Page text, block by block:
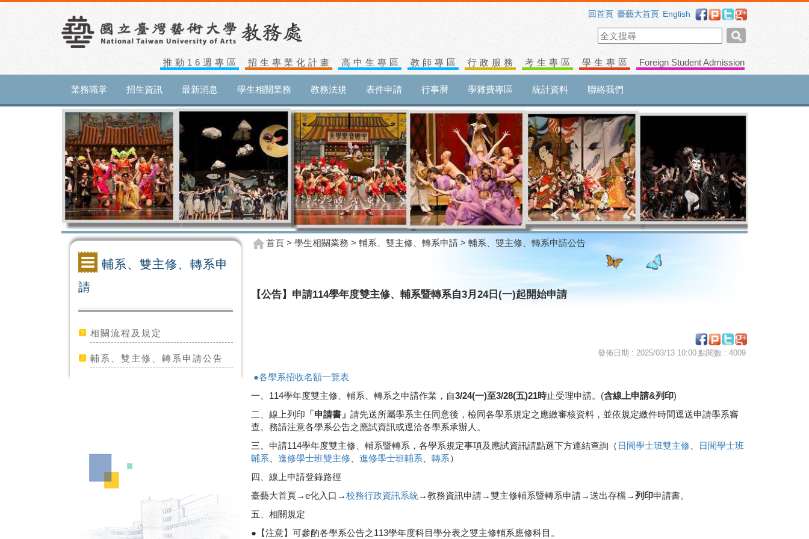
回首頁 臺藝大首頁 English
推動16週專區 招生專業化計畫 高中生專區 教師專區 行政服務 考生專區 學生專區 Foreign Student Admission
業務職掌 招生資訊 最新消息 學生相關業務 教務法規 表件申請 行事曆 學雜費專區 統計資料 聯絡我們
輔系、雙主修、轉系申
請
相關流程及規定
輔系、雙主修、轉系申請公告
首頁 > 學生相關業務 > 輔系、雙主修、轉系申請 > 輔系、雙主修、轉系申請公告
【公告】申請114學年度雙主修、輔系暨轉系自3月24日(一)起開始申請
發佈日期 : 2025/03/13 10:00 點閱數 : 4009
●各學系招收名額一覽表
一、114學年度雙主修、輔系、轉系之申請作業，自3/24(一)至3/28(五)21時止受理申請。(含線上申請&列印)
二、線上列印 「申請書」 請先送所屬學系主任同意後，檢同各學系規定之應繳審核資料，並依規定繳件時間逕送申請學系審
查。務請注意各學系公告之應試資訊或逕洽各學系承辦人。
三、申請114學年度雙主修、輔系暨轉系，各學系規定事項及應試資訊請點選下方連結查詢（ 日間學士班雙主修
日間學士班
輔系
進修學士班雙主修 進修學士班輔系 轉系）
四、線上申請登錄路徑
臺藝大首頁→e化入口→校務行政資訊系統→教務資訊申請→雙主修輔系暨轉系申請→送出存檔→列印申請書。
五、相關規定
●【注意】可參酌各學系公告之113學年度科目學分表之雙主修輔系應修科目。